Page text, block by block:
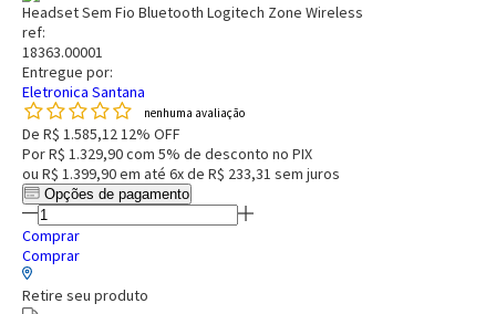
Headset Sem Fio Bluetooth Logitech Zone Wireless
ref:
18363.00001
Entregue por:
Eletronica Santana
nenhuma avaliação
De R$ 1.585,12 12% OFF
PorR$ 1.329,90com 5% de desconto no PIX
ou R$ 1.399,90em até 6x de R$ 233,31 sem juros
Opções de pagamento
Comprar
Comprar
Retire seu produto